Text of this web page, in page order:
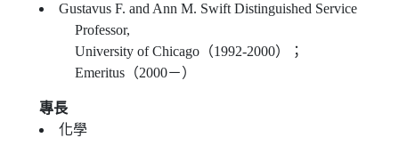
Gustavus F. and Ann M. Swift Distinguished Service
Professor,
University of Chicago（1992-2000）；
Emeritus（2000－）
專長
化學